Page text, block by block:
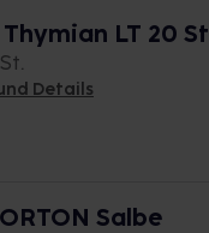
LT 20 St
Details
Salbe